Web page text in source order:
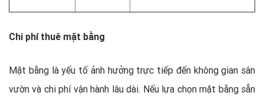
Chi phí thuê mặt bằng
Mặt bằng là yếu tố ảnh hưởng trực tiếp đến không gian sân
vườn và chi phí vận hành lâu dài. Nếu lựa chọn mặt bằng sẵn